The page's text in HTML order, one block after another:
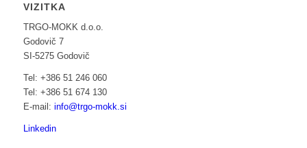
VIZITKA
TRGO-MOKK d.o.o.
Godovič 7
SI-5275 Godovič
Tel: +386 51 246 060
Tel: +386 51 674 130
E-mail: info@trgo-mokk.si
Linkedin